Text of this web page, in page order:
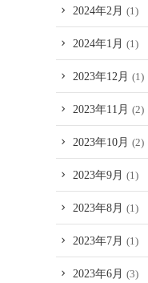
2024年2月 (1)
2024年1月 (1)
2023年12月 (1)
2023年11月 (2)
2023年10月 (2)
2023年9月 (1)
2023年8月 (1)
2023年7月 (1)
2023年6月 (3)